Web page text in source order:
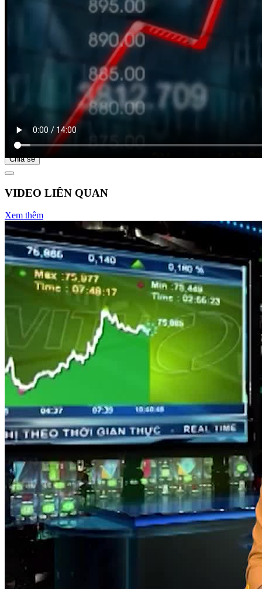
Bắt đầu tại
Chia sẻ
VIDEO LIÊN QUAN
Xem thêm